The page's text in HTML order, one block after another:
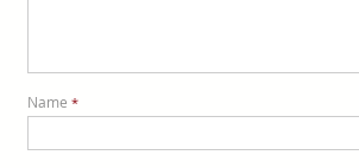
Name *